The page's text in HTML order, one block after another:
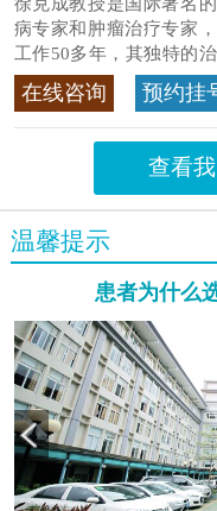
病专家和肿瘤治疗专家
工作50多年，其独特的
法>>查看专家详情
在线咨询 预约挂
查看
温馨提示
患者为什么